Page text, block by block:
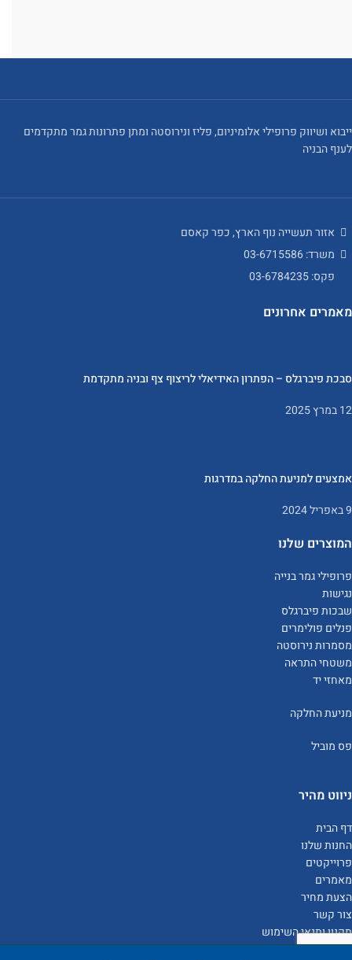
ייבוא ושיווק פרופילי אלומיניום, פליז ונירוסטה ומתן פתרונות גמר מתקדמים
לענף הבניה
אזור תעשייה נוף הארץ, כפר קאסם
משרד: 03-6715586
פקס: 03-6784235
מאמרים אחרונים
סבכת פיברגלס – הפתרון האידיאלי לריצוף צף ובניה מתקדמת
12 במרץ 2025
אמצעים למניעת החלקה במדרגות
9 באפריל 2024
המוצרים שלנו
פרופילי גמר בנייה
נגישות
שבכות פיברגלס
פנלים פולימרים
מסמרות נירוסטה
משטחי התראה
מאחזי יד
מניעת החלקה
פס מוביל
ניווט מהיר
דף הבית
החנות שלנו
פרוייקטים
מאמרים
הצעת מחיר
צור קשר
תקנון ותנאי השימוש